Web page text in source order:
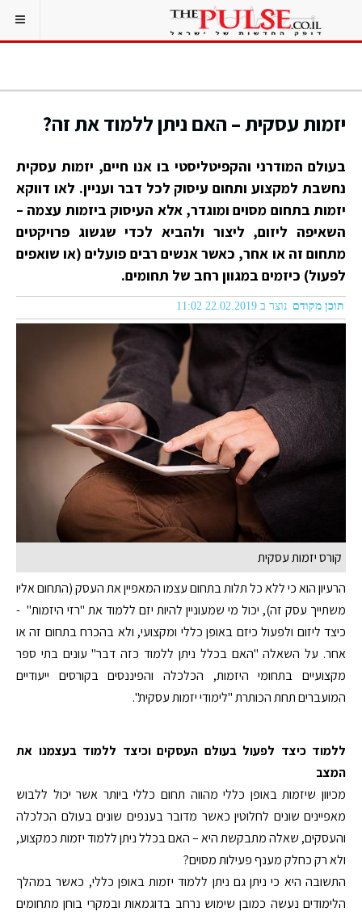
יזמות עסקית – האם ניתן ללמוד את זה?
בעולם המודרני והקפיטליסטי בו אנו חיים, יזמות עסקית
נחשבת למקצוע ותחום עיסוק לכל דבר ועניין. לאו דווקא
יזמות בתחום מסוים ומוגדר, אלא העיסוק ביזמות עצמה –
השאיפה ליזום, ליצור ולהביא לכדי שגשוג פרויקטים
מתחום זה או אחר, כאשר אנשים רבים פועלים (או שואפים
לפעול) כיזמים במגוון רחב של תחומים.
תוכן מקודם נוצר ב 22.02.2019 11:02
קורס יזמות עסקית
הרעיון הוא כי ללא כל תלות בתחום עצמו המאפיין את העסק (התחום אליו
משתייך עסק זה), יכול מי שמעוניין להיות יזם ללמוד את "רזי היזמות" -
כיצד ליזום ולפעול כיזם באופן כללי ומקצועי, ולא בהכרח בתחום זה או
אחר. על השאלה "האם בכלל ניתן ללמוד כזה דבר" עונים בתי ספר
מקצועיים בתחומי היזמות, הכלכלה והפיננסים בקורסים ייעודיים
המועברים תחת הכותרת "לימודי יזמות עסקית".
ללמוד כיצד לפעול בעולם העסקים וכיצד ללמוד בעצמנו את
המצב
מכיוון שיזמות באופן כללי מהווה תחום כללי ביותר אשר יכול ללבוש
מאפיינים שונים לחלוטין כאשר מדובר בענפים שונים בעולם הכלכלה
והעסקים, שאלה מתבקשת היא – האם בכלל ניתן ללמוד יזמות כמקצוע,
ולא רק כחלק מענף פעילות מסוים?
התשובה היא כי ניתן גם ניתן ללמוד יזמות באופן כללי, כאשר במהלך
הלימודים נעשה כמובן שימוש נרחב בדוגמאות ובמקרי בוחן מתחומים